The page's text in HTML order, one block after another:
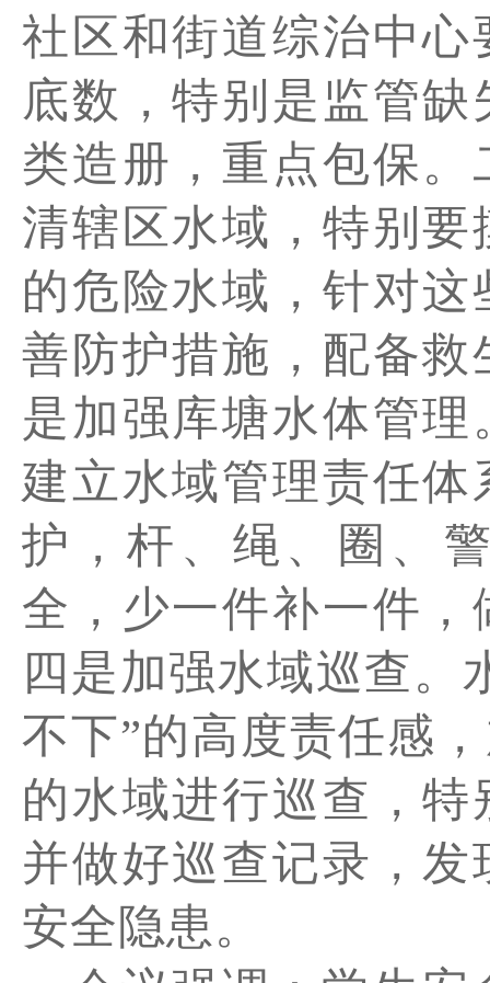
社区和街道综治中
底数，特别是监管
类造册，重点包保
清辖区水域，特别
的危险水域，针对
善防护措施，配备
是加强库塘水体管
建立水域管理责任
护，杆、绳、圈、
全，少一件补一件
四是加强水域巡查。
不下”的高度责任感
的水域进行巡查，
并做好巡查记录，
安全隐患。